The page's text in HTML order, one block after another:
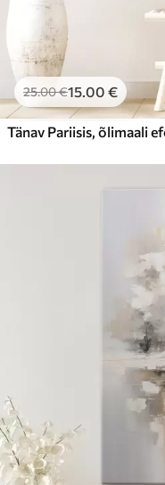
25.00€15.00 €
Tänav Pariisis, õlimaali